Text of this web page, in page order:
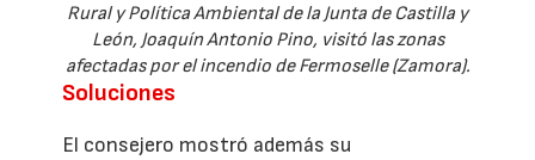
Rural y Política Ambiental de la Junta de Castilla y
León, Joaquín Antonio Pino, visitó las zonas
afectadas por el incendio de Fermoselle (Zamora).
Soluciones
El consejero mostró además su